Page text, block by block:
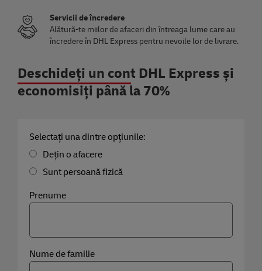
Servicii de încredere
Alătură-te miilor de afaceri din întreaga lume care au
încredere în DHL Express pentru nevoile lor de livrare.
Deschideți un cont DHL Express și
economisiți până la 70%
Selectați una dintre opțiunile:
Dețin o afacere
Sunt persoană fizică
Prenume
Nume de familie